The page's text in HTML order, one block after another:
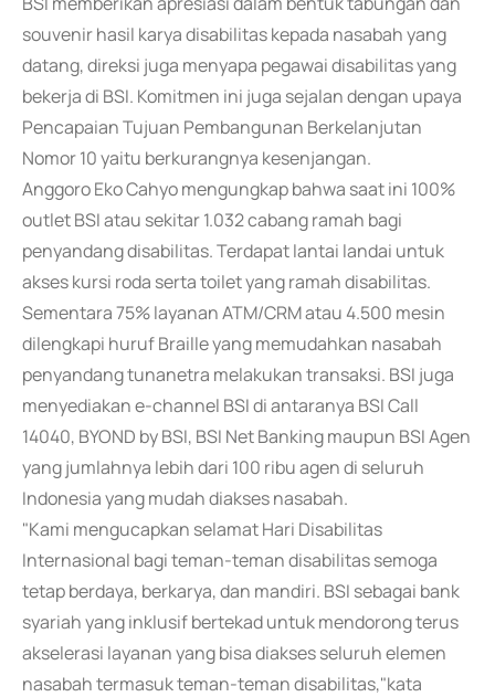
souvenir hasil karya disabilitas kepada nasabah yang
datang, direksi juga menyapa pegawai disabilitas yang
bekerja di BSI. Komitmen ini juga sejalan dengan upaya
Pencapaian Tujuan Pembangunan Berkelanjutan
Nomor 10 yaitu berkurangnya kesenjangan.
Anggoro Eko Cahyo mengungkap bahwa saat ini 100%
outlet BSI atau sekitar 1.032 cabang ramah bagi
penyandang disabilitas. Terdapat lantai landai untuk
akses kursi roda serta toilet yang ramah disabilitas.
Sementara 75% layanan ATM/CRM atau 4.500 mesin
dilengkapi huruf Braille yang memudahkan nasabah
penyandang tunanetra melakukan transaksi. BSI juga
menyediakan e-channel BSI di antaranya BSI Call
14040, BYOND by BSI, BSI Net Banking maupun BSI Agen
yang jumlahnya lebih dari 100 ribu agen di seluruh
Indonesia yang mudah diakses nasabah.
"Kami mengucapkan selamat Hari Disabilitas
Internasional bagi teman-teman disabilitas semoga
tetap berdaya, berkarya, dan mandiri. BSI sebagai bank
syariah yang inklusif bertekad untuk mendorong terus
akselerasi layanan yang bisa diakses seluruh elemen
nasabah termasuk teman-teman disabilitas,"kata